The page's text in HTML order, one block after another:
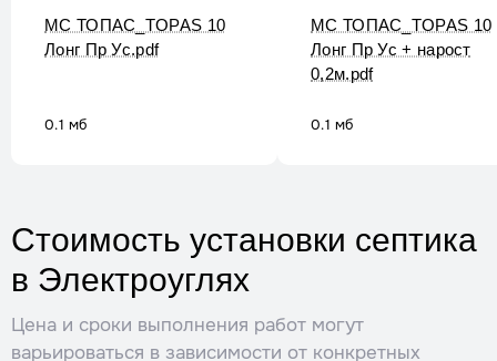
МС ТОПАС_TOPAS 10
Лонг Пр Ус.pdf
0.1 мб
МС ТОПАС_TOPAS 10
Лонг Пр Ус + нарост
0,2м.pdf
0.1 мб
Стоимость установки септика
в Электроуглях
Цена и сроки выполнения работ могут
варьироваться в зависимости от конкретных